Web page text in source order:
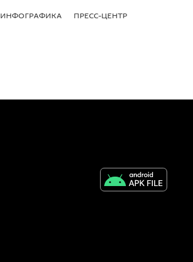
ИНФОГРАФИКА ПРЕСС-ЦЕНТР